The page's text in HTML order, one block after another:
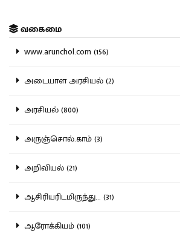
வகைமை
www.arunchol.com (156)
அடையாள அரசியல் (2)
அரசியல் (800)
அருஞ்சொல்.காம் (3)
அறிவியல் (21)
ஆசிரியரிடமிருந்து... (31)
ஆரோக்கியம் (101)